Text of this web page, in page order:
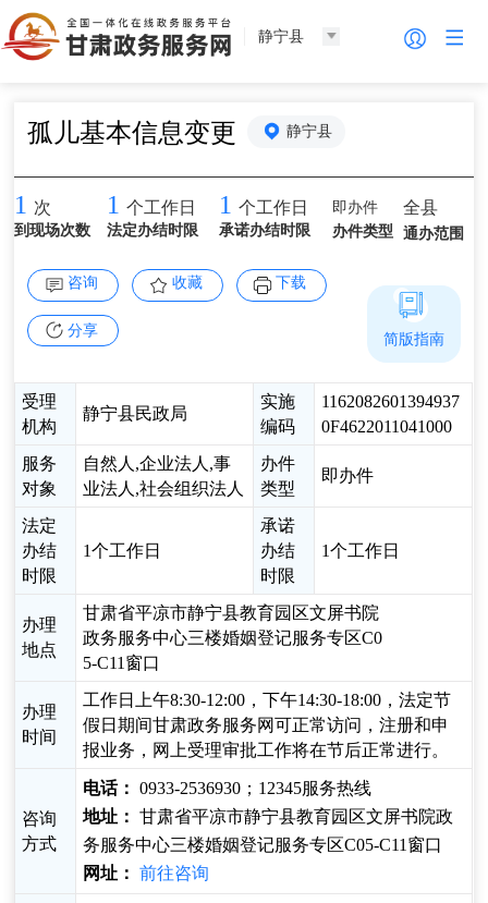
静宁县
孤儿基本信息变更 静宁县
1 次
到现场次数
1 个工作日
法定办结时限
1 个工作日
承诺办结时限
即办件
办件类型
全县
通办范围
咨询 收藏 下载
分享
受理
机构
静宁县民政局
实施
编码
1162082601394937
0F4622011041000
服务
对象
自然人,企业法人,事
业法人,社会组织法人
办件
类型
即办件
法定
办结
时限
1个工作日
承诺
办结
时限
1个工作日
办理
地点
甘肃省平凉市静宁县教育园区文屏书院
政务服务中心三楼婚姻登记服务专区C0
5-C11窗口
办理
时间
工作日上午8:30-12:00，下午14:30-18:00，法定节
假日期间甘肃政务服务网可正常访问，注册和申
报业务，网上受理审批工作将在节后正常进行。
咨询
方式
电话： 0933-2536930；12345服务热线
地址： 甘肃省平凉市静宁县教育园区文屏书院政
务服务中心三楼婚姻登记服务专区C05-C11窗口
网址： 前往咨询
简版指南